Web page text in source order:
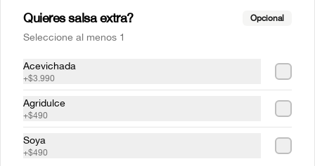
Mr Sake
$5.990
Quieres salsa extra? Opcional
Seleccione al menos 1
Acevichada
+$3.990
Agridulce
+$490
Soya
+$490